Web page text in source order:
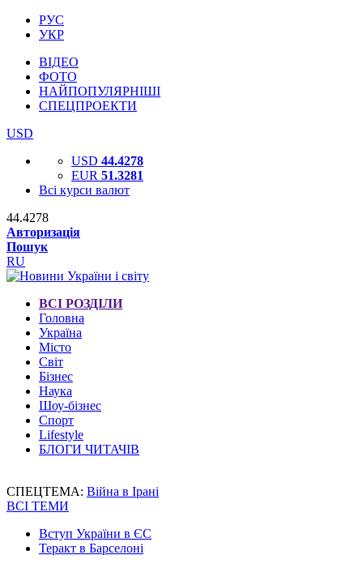
РУС
УКР
ВІДЕО
ФОТО
НАЙПОПУЛЯРНІШІ
СПЕЦПРОЕКТИ
USD
USD 44.4278
EUR 51.3281
Всі курси валют
44.4278
Авторизація
Пошук
RU
ВСІ РОЗДІЛИ
Головна
Україна
Місто
Світ
Бізнес
Наука
Шоу-бізнес
Спорт
Lifestyle
БЛОГИ ЧИТАЧІВ
СПЕЦТЕМА: Війна в Ірані
ВСІ ТЕМИ
Вступ України в ЄС
Теракт в Барселоні